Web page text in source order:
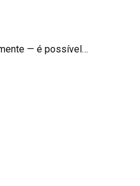
— é possível…